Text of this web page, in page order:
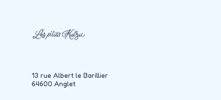
13 rue Albert le Barillier
64600 Anglet